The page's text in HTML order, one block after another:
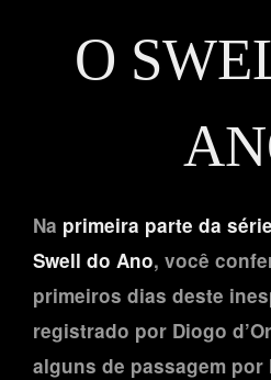
O
Na primeira parte da
Swell do Ano, você
primeiros dias deste
registrado por Diogo
alguns de passagem